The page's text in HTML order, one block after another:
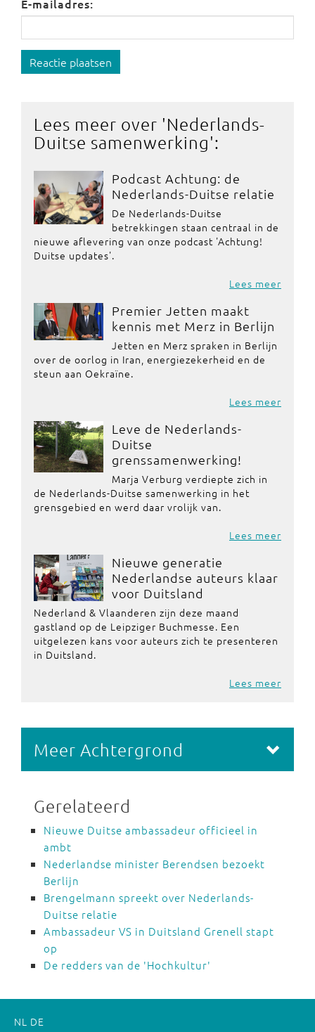
E-mailadres:
Reactie plaatsen
Lees meer over 'Nederlands-
Duitse samenwerking':
Podcast Achtung: de
Nederlands-Duitse relatie
De Nederlands-Duitse
betrekkingen staan centraal in de
nieuwe aflevering van onze podcast 'Achtung!
Duitse updates'.
Lees meer
Premier Jetten maakt
kennis met Merz in Berlijn
Jetten en Merz spraken in Berlijn
over de oorlog in Iran, energiezekerheid en de
steun aan Oekraïne.
Lees meer
Leve de Nederlands-
Duitse
grenssamenwerking!
Marja Verburg verdiepte zich in
de Nederlands-Duitse samenwerking in het
grensgebied en werd daar vrolijk van.
Lees meer
Nieuwe generatie
Nederlandse auteurs klaar
voor Duitsland
Nederland & Vlaanderen zijn deze maand
gastland op de Leipziger Buchmesse. Een
uitgelezen kans voor auteurs zich te presenteren
in Duitsland.
Lees meer
Meer Achtergrond
Gerelateerd
Nieuwe Duitse ambassadeur officieel in
ambt
Nederlandse minister Berendsen bezoekt
Berlijn
Brengelmann spreekt over Nederlands-
Duitse relatie
Ambassadeur VS in Duitsland Grenell stapt
op
De redders van de 'Hochkultur'
NL DE